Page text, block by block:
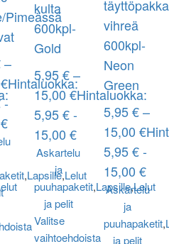
Pimeässä
–
€Hintaluokka:
-
,Lapsille,Lelut
kulta
600kpl-
Gold
5,95€ –
15,00€Hintaluokka:
5,95 € -
15,00 €
Askartelu
ja
puuhapaketit,Lapsille,Lelut
ja pelit
Valitse
vaihtoehdoista
vihreä
600kpl-
Neon
Green
5,95€–
15,00€
5,95 € -
15,00 €
Askartelu
ja
puuhapaketit,
ja pelit